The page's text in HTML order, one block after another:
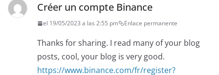
Créer un compte Binance
el 19/05/2023 a las 2:55 pm Enlace permanente
Thanks for sharing. I read many of your blog
posts, cool, your blog is very good.
https://www.binance.com/fr/register?